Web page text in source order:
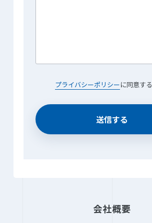
プライバシーポリシーに同意する
会社概要